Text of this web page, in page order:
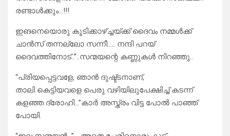
രണ്ടാൾക്കും…!!!
ഇങനെയൊരു കൂടിക്കാഴ്ച്ചയ്ക്ക് ദൈവം നമ്മൾക്ക്
ചാൻസ് തന്നല്ലോ സന്നീ….. നന്ദി പറയ്
ദൈവത്തിനോട്..”..സന്മയന്റെ കണ്ണുകൾ നിറഞ്ഞു..
“പ്രിയപ്പെട്ടവളേ, ഞാൻ ദുഷ്ട്ടനാണ്,
താലി കെട്ടിയവളെ പെരു വഴിയിലുപേക്ഷിച്ച് കടന്ന്
കളഞ്ഞ ദ്രോഹി…”കാർ അസ്ത്രം വിട്ട പോൽ പാഞ്ഞ്
പോയി.